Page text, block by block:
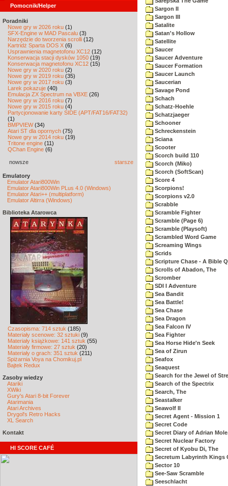
Pomocnik/Helper
Poradniki
Nowe gry w 2026 roku (1)
SFX-Engine w MAD Pascalu (3)
Narzędzie do tworzenia scrolli (12)
Kartridż Sparta DOS X (6)
Usprawnienia magnetofonu XC12 (12)
Konserwacja stacji dysków 1050 (19)
Konserwacja magnetofonu XC12 (15)
Nowe gry w 2020 roku (2)
Nowe gry w 2019 roku (35)
Nowe gry w 2017 roku (3)
Larek pokazuje (40)
Emulacja ZX Spectrum na VBXE (26)
Nowe gry w 2016 roku (7)
Nowe gry w 2015 roku (4)
Partycjonowanie karty SIDE (APT/FAT16/FAT32)
(1)
BMPVIEW(34)
Atari ST dla opornych (75)
Nowe gry w 2014 roku (19)
Tritone engine (11)
QChan Engine (6)
nowsze starsze
Emulatory
Emulator Atari800Win
Emulator Atari800Win PLus 4.0 (Windows)
Emulator Atari++ (multiplatform)
Emulator Altirra (Windows)
Biblioteka Atarowca
Czasopisma: 714 sztuk (185)
Materiały scenowe: 32 sztuki (9)
Materiały książkowe: 141 sztuk (55)
Materiały firmowe: 27 sztuk (20)
Materiały o grach: 351 sztuk (211)
Spiżarnia Voya na Chomikuj.pl
Bajtek Redux
Zasoby wiedzy
Atariki
XWiki
Gury's Atari 8-bit Forever
Atarimania
Atari Archives
Drygol's Retro Hacks
XL Search
Kontakt
HI SCORE CAFÉ
Sargon II
Sargon III
Satalite
Satan's Hollow
Satellite
Saucer
Saucer Adventure
Saucer Formation
Saucer Launch
Saucerian
Savage Pond
Schach
Schatz-Hoehle
Schatzjaeger
Schooner
Schreckenstein
Sciana
Scooter
Scorch build 110
Scorch (Miko)
Scorch (SoftScan)
Score 4
Scorpions!
Scorpions v2.0
Scrabble
Scramble Fighter
Scramble (Page 6)
Scramble (Playsoft)
Scrambled Word Game
Screaming Wings
Scrids
Scripture Chase - A Bible
Scrolls of Abadon, The
Scromber
SDI I Adventure
Sea Bandit
Sea Battle!
Sea Chase
Sea Dragon
Sea Falcon IV
Sea Fighter
Sea Horse Hide'n Seek
Sea of Zirun
Seafox
Seaquest
Search for the Jewel of
Search of the Spectrix
Search, The
Seastalker
Seawolf II
Secret Agent - Mission 1
Secret Code
Secret Diary of Adrian
Secret Nuclear Factory
Secret of Kyobu Di, The
Secretum Labyrinth Kings
Sector 10
See-Saw Scramble
Seeschlacht